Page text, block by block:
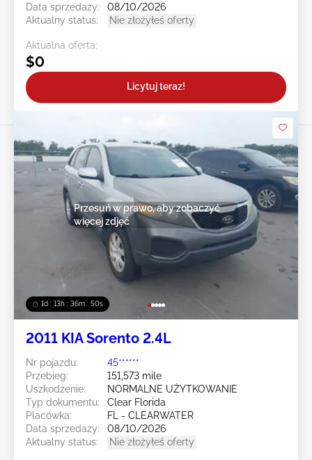
Data sprzedaży:
08/10/2026
Aktualny status:
Nie złożyłeś oferty
Aktualna oferta:
$0
Licytuj teraz!
1d : 13h : 36m : 47s
Przesuń w prawo, aby zobaczyć
więcej zdjęć
2011 KIA Sorento 2.4L
Nr pojazdu:
45******
Przebieg:
151,573 mile
Uszkodzenie:
NORMALNE UŻYTKOWANIE
Typ dokumentu:
Clear Florida
Placówka:
FL - CLEARWATER
Data sprzedaży:
08/10/2026
Aktualny status:
Nie złożyłeś oferty